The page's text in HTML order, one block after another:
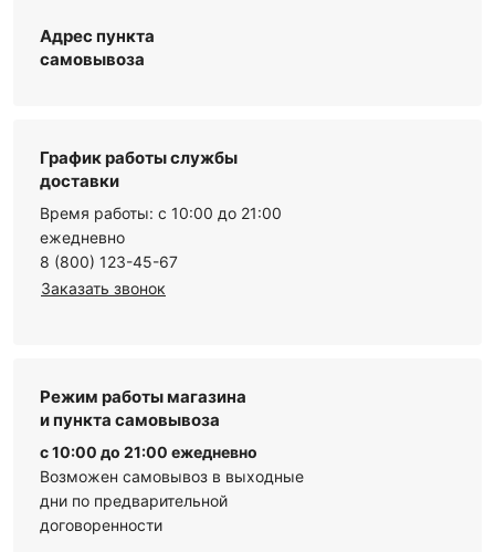
Адрес пункта
самовывоза
График работы службы
доставки
Время работы: с 10:00 до 21:00
ежедневно
8 (800) 123-45-67
Заказать звонок
Режим работы магазина
и пункта самовывоза
с 10:00 до 21:00 ежедневно
Возможен самовывоз в выходные
дни по предварительной
договоренности